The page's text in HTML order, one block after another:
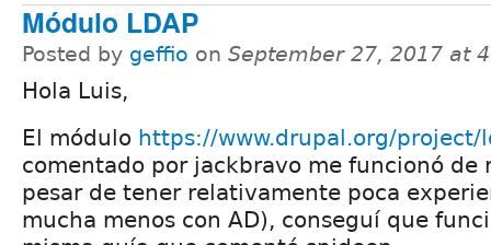
Módulo LDAP
Posted by geffio on September 27, 2017 at
Hola Luis,
El módulo https://www.drupal.org/project/
comentado por jackbravo me funcionó de
pesar de tener relativamente poca
mucha menos con AD), conseguí que